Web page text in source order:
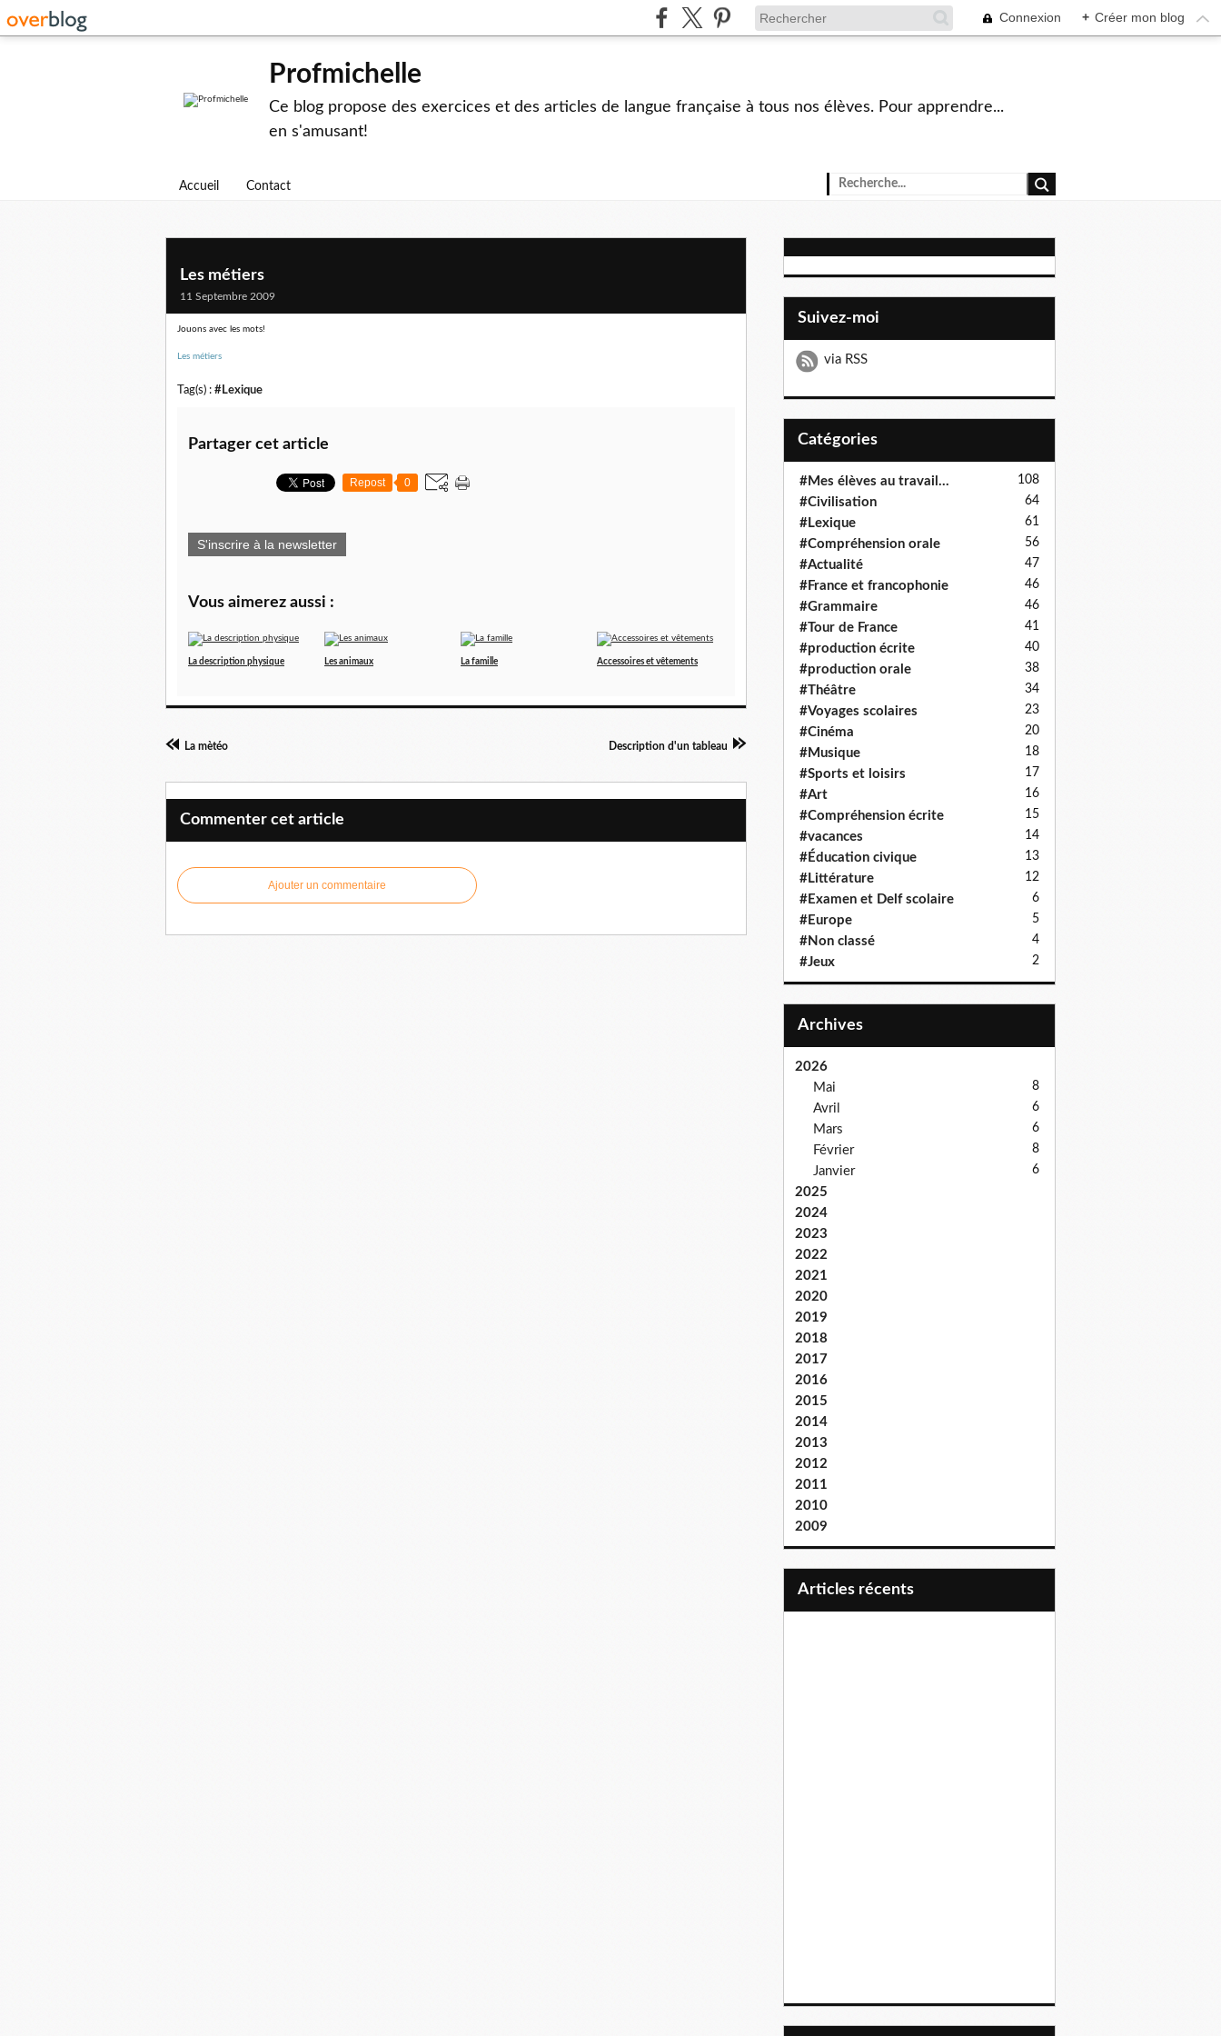
Connexion + Créer mon blog
Profmichelle
Ce blog propose des exercices et des articles de langue française à tous nos élèves. Pour apprendre...
en s'amusant!
Accueil Contact
Les métiers
11 Septembre 2009
Jouons avec les mots!
Les métiers
Tag(s) : #Lexique
Partager cet article
Repost 0
S'inscrire à la newsletter
Vous aimerez aussi :
La description physique Les animaux La famille Accessoires et vêtements
La mètéo Description d'un tableau
Commenter cet article
Ajouter un commentaire
Suivez-moi
via RSS
Catégories
#Mes élèves au travail... 108
#Civilisation 64
#Lexique 61
#Compréhension orale 56
#Actualité 47
#France et francophonie 46
#Grammaire 46
#Tour de France 41
#production écrite 40
#production orale 38
#Théâtre 34
#Voyages scolaires 23
#Cinéma 20
#Musique 18
#Sports et loisirs 17
#Art 16
#Compréhension écrite 15
#vacances 14
#Éducation civique 13
#Littérature 12
#Examen et Delf scolaire 6
#Europe 5
#Non classé 4
#Jeux 2
Archives
2026
Mai
8
Avril 6
Mars 6
Février 8
Janvier 6
2025
2024
2023
2022
2021
2020
2019
2018
2017
2016
2015
2014
2013
2012
2011
2010
2009
articles récents